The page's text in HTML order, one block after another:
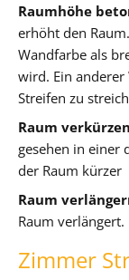
Raumhöhe
erhöht den
Wandfarbe als
wird. Ein anderer
Streifen zu
Raum
gesehen in einer
der Raum kürzer
Raum
Raum verlängert.
Zimmer